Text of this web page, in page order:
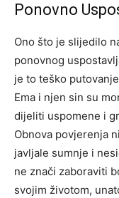
Ponovno
Ono što je slijedilo
ponovnog
je to teško
Ema i njen sin su
dijeliti uspomene i
Obnova povjerenja
javljale sumnje i
ne znači zaboraviti
svojim životom,